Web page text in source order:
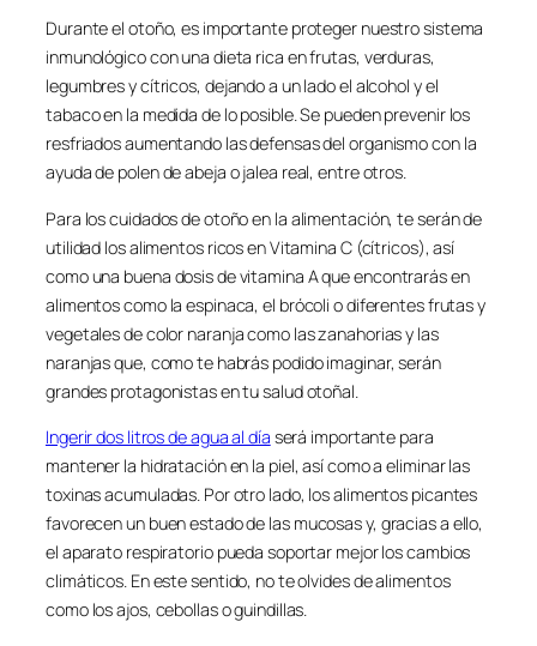
Durante el otoño, es importante proteger nuestro sistema
inmunológico con una dieta rica en frutas, verduras,
legumbres y cítricos, dejando a un lado el alcohol y el
tabaco en la medida de lo posible. Se pueden prevenir los
resfriados aumentando las defensas del organismo con la
ayuda de polen de abeja o jalea real, entre otros.
Para los cuidados de otoño en la alimentación, te serán de
utilidad los alimentos ricos en Vitamina C (cítricos), así
como una buena dosis de vitamina A que encontrarás en
alimentos como la espinaca, el brócoli o diferentes frutas y
vegetales de color naranja como las zanahorias y las
naranjas que, como te habrás podido imaginar, serán
grandes protagonistas en tu salud otoñal.
Ingerir dos litros de agua al día será importante para
mantener la hidratación en la piel, así como a eliminar las
toxinas acumuladas. Por otro lado, los alimentos picantes
favorecen un buen estado de las mucosas y, gracias a ello,
el aparato respiratorio pueda soportar mejor los cambios
climáticos. En este sentido, no te olvides de alimentos
como los ajos, cebollas o guindillas.